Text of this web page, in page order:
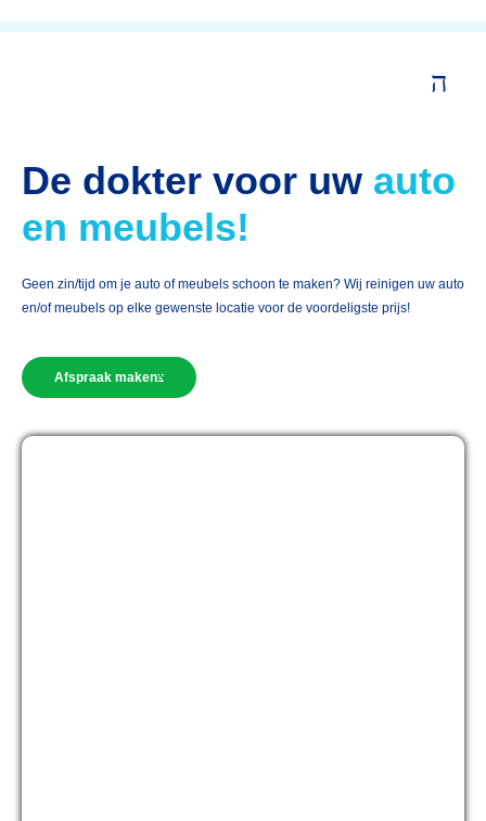
De dokter voor uw auto
en meubels!
Geen zin/tijd om je auto of meubels schoon te maken? Wij reinigen uw auto
en/of meubels op elke gewenste locatie voor de voordeligste prijs!
Afspraak maken